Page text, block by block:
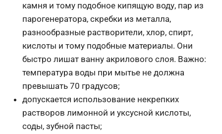
камня и тому подобное кипящую воду, пар из
парогенератора, скребки из металла,
разнообразные растворители, хлор, спирт,
кислоты и тому подобные материалы. Они
быстро лишат ванну акрилового слоя. Важно:
температура воды при мытье не должна
превышать 70 градусов;
допускается использование некрепких
растворов лимонной и уксусной кислоты,
соды, зубной пасты;